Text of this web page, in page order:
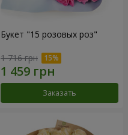
Букет "15 розовых роз"
1 716 грн
Заказать